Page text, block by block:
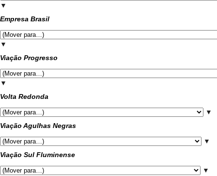
▼
Empresa Brasil
▼
Viação Progresso
▼
Volta Redonda
▼
Viação Agulhas Negras
▼
Viação Sul Fluminense
▼